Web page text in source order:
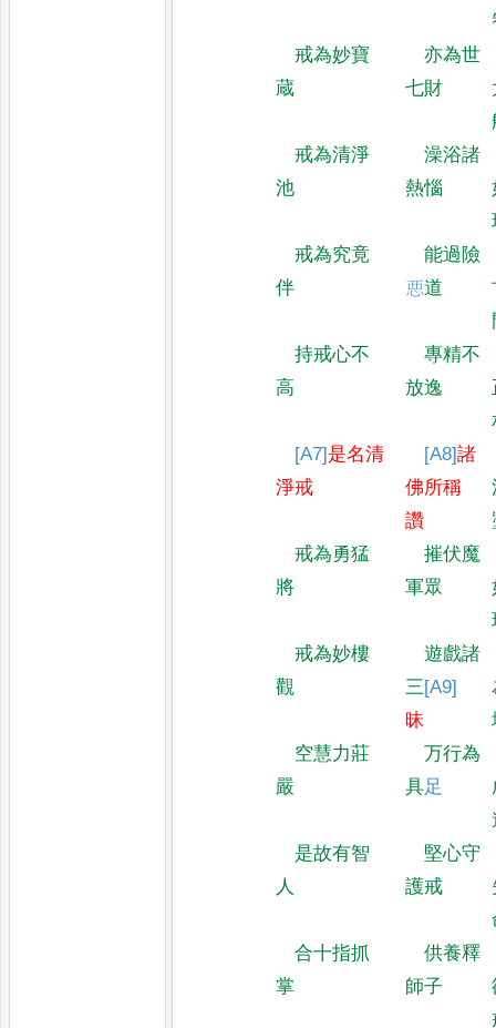
戒為妙寶
蔵
亦為世
七財
戒為清淨
池
澡浴諸
熱惱
戒為究竟
伴
能過險
𢙣道
持戒心不
高
專精不
放逸
[A7]是名清
淨戒
[A8]諸
佛所稱
讚
戒為勇猛
將
摧伏魔
軍眾
戒為妙樓
觀
遊戲諸
三[A9]
昧
空慧力莊
嚴
万行為
具足
是故有智
人
堅心守
護戒
合十指抓
掌
供養釋
師子